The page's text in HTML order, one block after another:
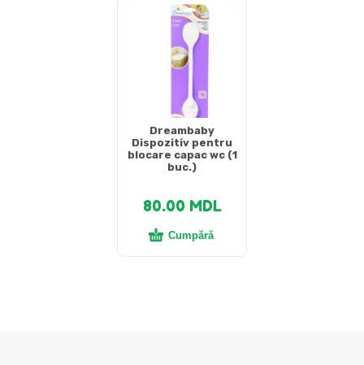
Dreambaby
Dispozitiv pentru
blocare capac wc (1
buc.)
80.00 MDL
Cumpără